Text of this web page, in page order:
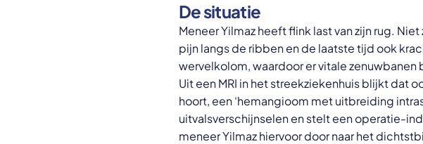
De situatie
Meneer Yilmaz heeft flink last van zijn rug.
pijn langs de ribben en de laatste tijd ook
wervelkolom, waardoor er vitale zenuwbanen
Uit een MRI in het streekziekenhuis blijkt dat
hoort, een ‘hemangioom met uitbreiding
uitvalsverschijnselen en stelt een operatie-
meneer Yilmaz hiervoor door naar het